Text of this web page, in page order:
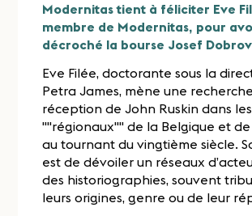
Modernitas tient à féliciter Eve
membre de Modernitas, pour
décroché la bourse Josef
Eve Filée, doctorante sous la
Petra James, mène une
réception de John Ruskin dans
""régionaux"" de la Belgique et
au tournant du vingtième siècle.
est de dévoiler un réseaux
des historiographies, souvent
leurs origines, genre ou de leur